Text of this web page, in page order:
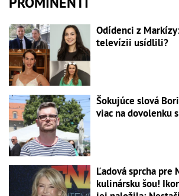
Odídenci z
televízii usídlili?
Šokujúce slová
viac na dovolenku
Ľadová sprcha pre
kulinársku šou!